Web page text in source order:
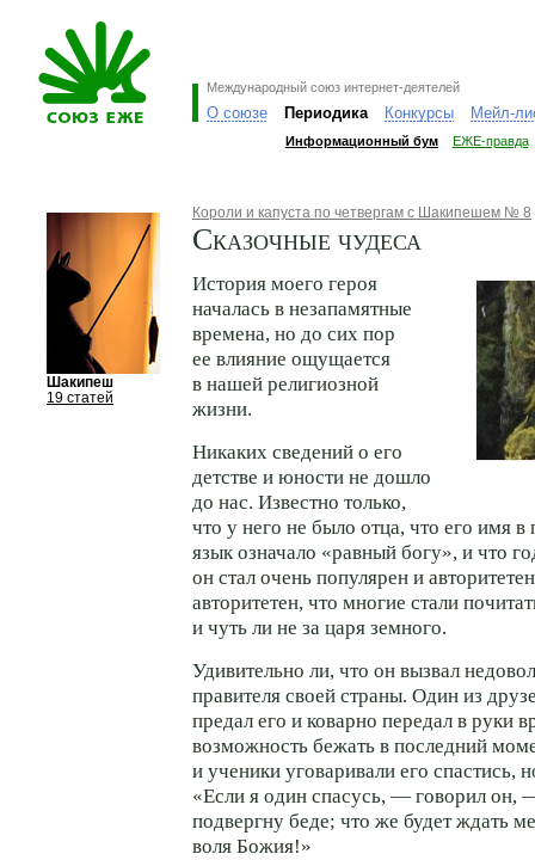
Международный союз интернет-деятелей
О союзе Периодика Конкурсы Мейл-
Информационный бум ЕЖЕ-правда
Шакипеш
19 статей
Короли и капуста по четвергам с Шакипешем № 8
Сказочные чудеса
История моего героя
началась в незапамятные
времена, но до сих пор
ее влияние ощущается
в нашей религиозной
жизни.
Никаких сведений о его
детстве и юности не дошло
до нас. Известно только,
что у него не было отца, что его имя в
язык означало «равный богу», и что
он стал очень популярен и
авторитетен, что многие стали
и чуть ли не за царя земного.
Удивительно ли, что он вызвал
правителя своей страны. Один из
предал его и коварно передал в руки
возможность бежать в последний
и ученики уговаривали его спастись,
«Если я один спасусь, — говорил он,
подвергну беде; что же будет ждать
воля Божия!»